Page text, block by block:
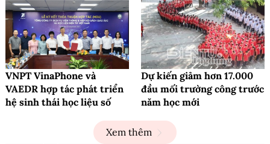
VNPT VinaPhone và
VAEDR hợp tác phát triển
hệ sinh thái học liệu số
Dự kiến giảm hơn 17.000
đầu mối trường công trước
năm học mới
Xem thêm